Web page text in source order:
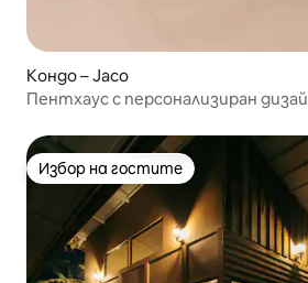
Кондо – Jaco
Пентхаус с персонализиран
Избор на гостите
Избор на гостите